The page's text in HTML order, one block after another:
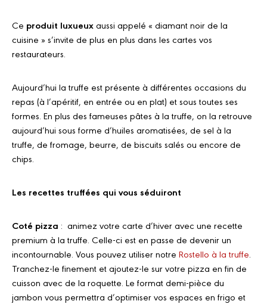
Ce produit luxueuxaussi appelé « diamant noir de la
cuisine » s’invite de plus en plus dans les cartes vos
restaurateurs.
Aujourd’hui la truffe est présente à différentes occasions du
repas (à l’apéritif, en entrée ou en plat) et sous toutes ses
formes. En plus des fameuses pâtes à la truffe, on la retrouve
aujourd’hui sous forme d’huiles aromatisées, de sel à la
truffe, de fromage, beurre, de biscuits salés ou encore de
chips.
Les recettes truffées qui vous séduiront
Coté pizza : animez votre carte d’hiver avec une recette
premium à la truffe. Celle-ci est en passe de devenir un
incontournable. Vous pouvez utiliser notre Rostello à la truffe.
Tranchez-le finement et ajoutez-le sur votre pizza en fin de
cuisson avec de la roquette. Le format demi-pièce du
jambon vous permettra d’optimiser vos espaces en frigo et